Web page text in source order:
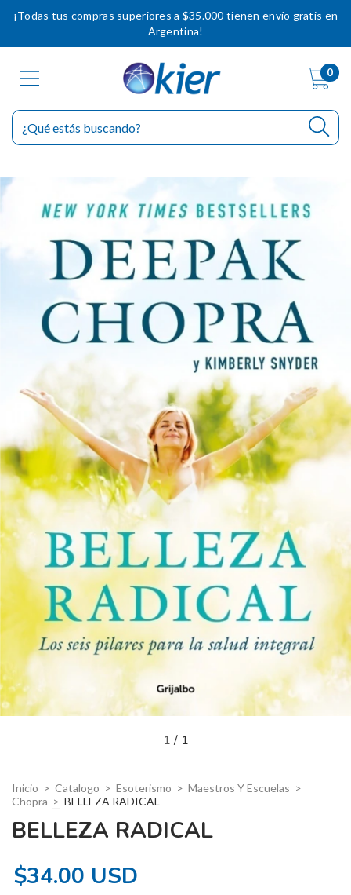
¡Todas tus compras superiores a $35.000 tienen envío gratis en
Argentina!
0
1 / 1
Inicio > Catalogo > Esoterismo > Maestros Y Escuelas >
Chopra > BELLEZA RADICAL
BELLEZA RADICAL
$34.00 USD